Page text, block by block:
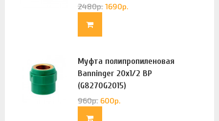
2480р. 1690р.
Муфта полипропиленовая
Banninger 20х1/2 ВР
(G8270G2015)
960р. 600р.